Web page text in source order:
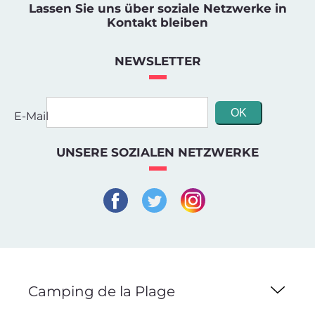
Lassen Sie uns über soziale Netzwerke in
Kontakt bleiben
NEWSLETTER
E-Mail
UNSERE SOZIALEN NETZWERKE
Camping de la Plage